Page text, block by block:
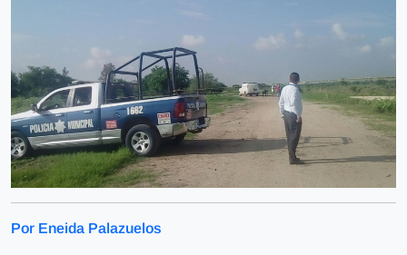
Por Eneida Palazuelos